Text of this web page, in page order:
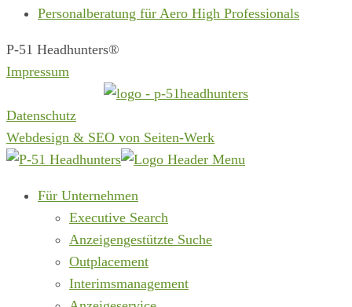
Personalberatung für Aero High Professionals
P-51 Headhunters®
Impressum
Datenschutz
Webdesign & SEO von Seiten-Werk
Für Unternehmen
Executive Search
Anzeigengestützte Suche
Outplacement
Interimsmanagement